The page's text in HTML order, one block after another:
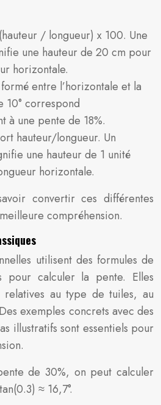
(hauteur / longueur) x 100. Une
une hauteur de 20 cm pour
horizontale.
entre l’horizontale et la
10° correspond
à une pente de 18%.
hauteur/longueur. Un
une hauteur de 1 unité
horizontale.
convertir ces différentes
compréhension.
utilisent des formules de
pour calculer la pente. Elles
relatives au type de tuiles, au
exemples concrets avec des
illustratifs sont essentiels pour
de 30%, on peut calculer
≈ 16,7°.